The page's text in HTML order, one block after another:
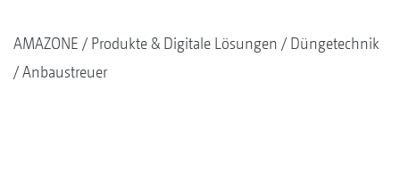
AMAZONE Produkte & Digitale Lösungen
Düngetechnik
Anbaustreuer